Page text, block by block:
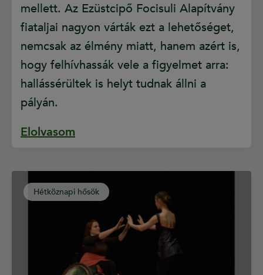
mellett. Az Ezüstcipő Focisuli Alapítvány
fiataljai nagyon várták ezt a lehetőséget,
nemcsak az élmény miatt, hanem azért is,
hogy felhívhassák vele a figyelmet arra:
hallássérültek is helyt tudnak állni a
pályán.
Elolvasom
Hétköznapi hősök